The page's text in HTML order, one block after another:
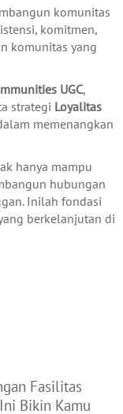
komunitas
komitmen,
komunitas yang
UGC,
strategi Loyalitas
memenangkan
hanya mampu
hubungan
Inilah fondasi
berkelanjutan di
Fasilitas
Bikin Kamu